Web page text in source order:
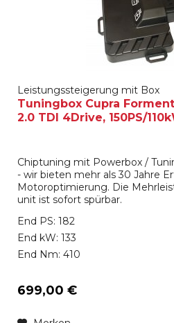
Leistungssteigerung mit Box
Tuningbox Cupra
2.0 TDI 4Drive, 150PS/
Chiptuning mit Powerbox /
- wir bieten mehr als 30 Jahre
Motoroptimierung. Die
unit ist sofort spürbar.
End PS: 182
End kW: 133
End Nm: 410
699,00 €